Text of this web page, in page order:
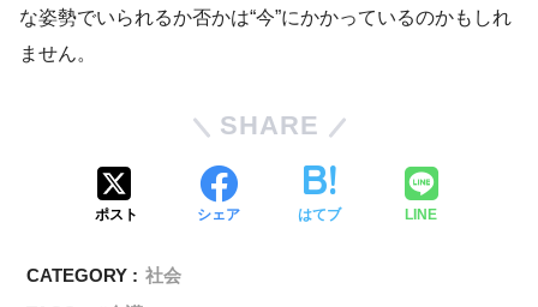
な姿勢でいられるか否かは“今”にかかっているのかもしれ
ません。
SHARE
ポスト シェア はてブ LINE
CATEGORY : 社会